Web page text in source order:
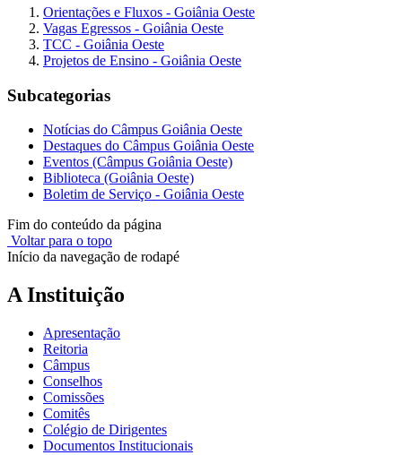
Orientações e Fluxos - Goiânia Oeste
Vagas Egressos - Goiânia Oeste
TCC - Goiânia Oeste
Projetos de Ensino - Goiânia Oeste
Subcategorias
Notícias do Câmpus Goiânia Oeste
Destaques do Câmpus Goiânia Oeste
Eventos (Câmpus Goiânia Oeste)
Biblioteca (Goiânia Oeste)
Boletim de Serviço - Goiânia Oeste
Fim do conteúdo da página
Voltar para o topo
Início da navegação de rodapé
A Instituição
Apresentação
Reitoria
Câmpus
Conselhos
Comissões
Comitês
Colégio de Dirigentes
Documentos Institucionais